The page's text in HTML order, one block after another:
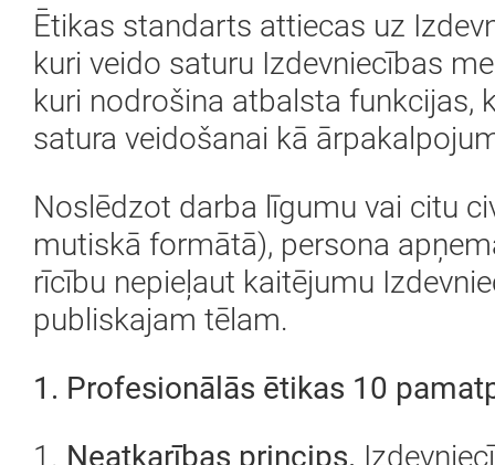
Ētikas standarts attiecas uz
kuri veido saturu Izdevniecības
kuri nodrošina atbalsta funkcijas,
satura veidošanai kā
Noslēdzot darba līgumu vai citu
mutiskā formātā), persona
rīcību nepieļaut kaitējumu
publiskajam tēlam.
1. Profesionālās ētikas 10
1. Neatkarības princips.